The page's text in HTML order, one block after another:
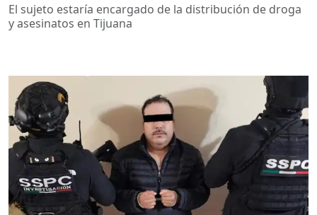
El sujeto estaría encargado de la distribución de droga
y asesinatos en Tijuana